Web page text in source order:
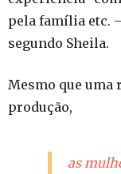
pela família etc.
segundo Sheila.
Mesmo que uma
produção,
as